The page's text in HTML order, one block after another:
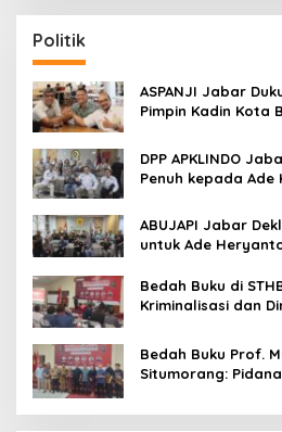
r
c
h
f
o
r
:
Politik
ASPANJI Jabar
Pimpin Kadin Kota
DPP APKLINDO
Penuh kepada
ABUJAPI Jabar
untuk Ade
Bedah Buku di
Kriminalisasi dan
Bedah Buku Prof.
Situmorang: